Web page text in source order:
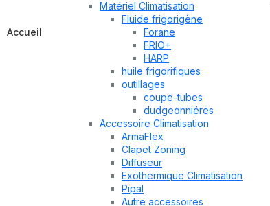
Accueil
Matériel Climatisation
Fluide frigorigène
Forane
FRIO+
HARP
huile frigorifiques
outillages
coupe-tubes
dudgeonniéres
Accessoire Climatisation
ArmaFlex
Clapet Zoning
Diffuseur
Exothermique Climatisation
Pipal
Autre accessoires